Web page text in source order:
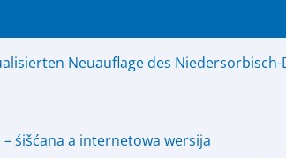
Neuauflage des
śišćana a internetowa wersija